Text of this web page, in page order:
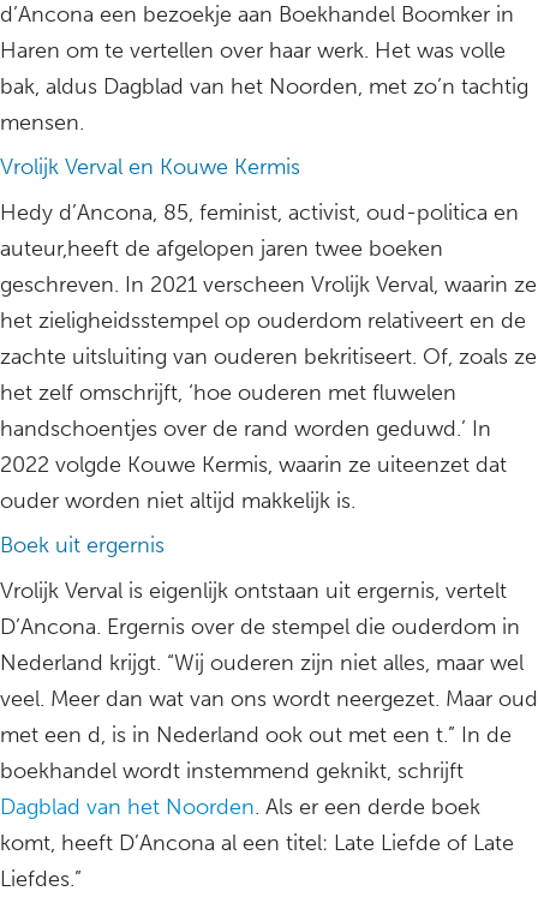
d’Ancona een bezoekje aan Boekhandel Boomker in
Haren om te vertellen over haar werk. Het was volle
bak, aldus Dagblad van het Noorden, met zo’n tachtig
mensen.
Vrolijk Verval en Kouwe Kermis
Hedy d’Ancona, 85, feminist, activist, oud-politica en
auteur,heeft de afgelopen jaren twee boeken
geschreven. In 2021 verscheen Vrolijk Verval, waarin ze
het zieligheidsstempel op ouderdom relativeert en de
zachte uitsluiting van ouderen bekritiseert. Of, zoals ze
het zelf omschrijft, ‘hoe ouderen met fluwelen
handschoentjes over de rand worden geduwd.’ In
2022 volgde Kouwe Kermis, waarin ze uiteenzet dat
ouder worden niet altijd makkelijk is.
Boek uit ergernis
Vrolijk Verval is eigenlijk ontstaan uit ergernis, vertelt
D’Ancona. Ergernis over de stempel die ouderdom in
Nederland krijgt. “Wij ouderen zijn niet alles, maar wel
veel. Meer dan wat van ons wordt neergezet. Maar oud
met een d, is in Nederland ook out met een t.” In de
boekhandel wordt instemmend geknikt, schrijft
Dagblad van het Noorden. Als er een derde boek
komt, heeft D’Ancona al een titel: Late Liefde of Late
Liefdes.”